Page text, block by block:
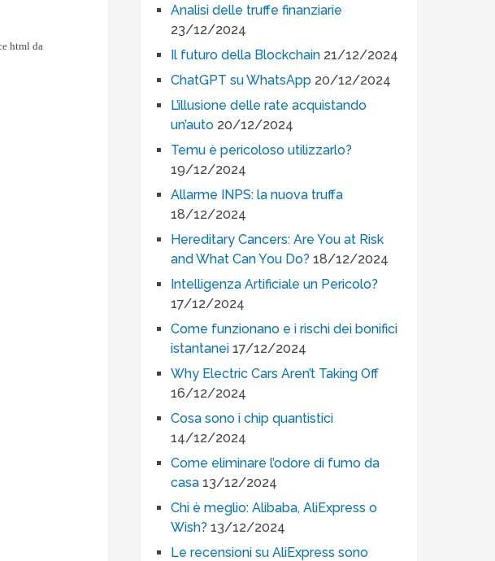
html da
Analisi delle truffe finanziarie
23/12/2024
Il futuro della Blockchain 21/12/2024
ChatGPT su WhatsApp 20/12/2024
L’illusione delle rate acquistando
un’auto 20/12/2024
Temu è pericoloso utilizzarlo?
19/12/2024
Allarme INPS: la nuova truffa
18/12/2024
Hereditary Cancers: Are You at Risk
and What Can You Do? 18/12/2024
Intelligenza Artificiale un Pericolo?
17/12/2024
Come funzionano e i rischi dei bonifici
istantanei 17/12/2024
Why Electric Cars Aren’t Taking Off
16/12/2024
Cosa sono i chip quantistici
14/12/2024
Come eliminare l’odore di fumo da
casa 13/12/2024
Chi è meglio: Alibaba, AliExpress o
Wish? 13/12/2024
Le recensioni su AliExpress sono